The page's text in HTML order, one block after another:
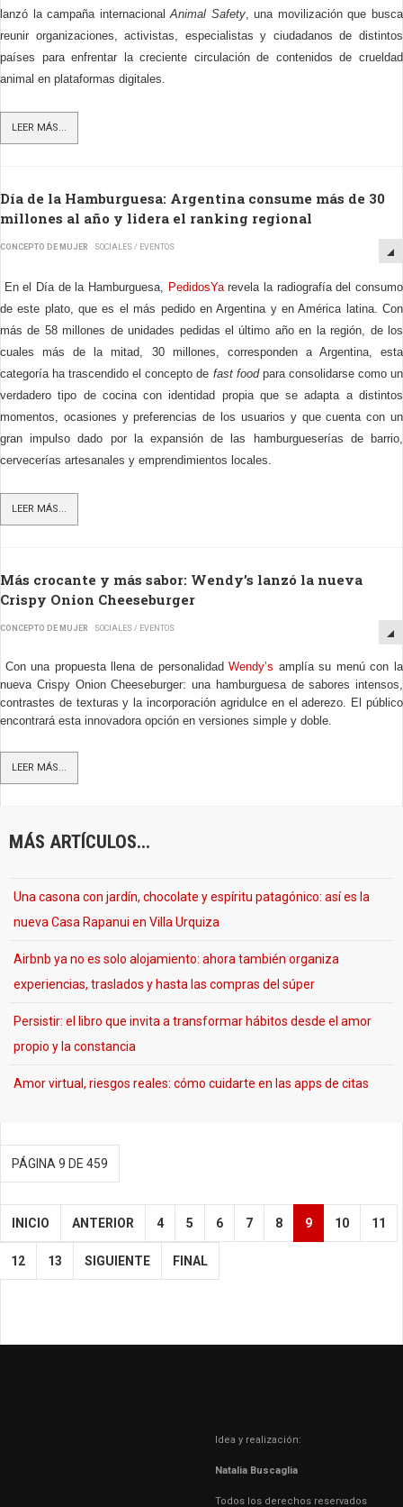
lanzó la campaña internacionalAnimal Safety, una movilización que busca
reunir organizaciones, activistas, especialistas y ciudadanos de distintos
países para enfrentar la creciente circulación de contenidos de crueldad
animal en plataformas digitales.
LEER MÁS...
Día de la Hamburguesa: Argentina consume más de 30
millones al año y lidera el ranking regional
CONCEPTO DE MUJER SOCIALES / EVENTOS
En el Día de la Hamburguesa, PedidosYarevela la radiografía del consumo
de este plato, que es el más pedido en Argentina y en América latina. Con
más de 58 millones de unidades pedidas el último año en la región, de los
cuales más de la mitad, 30 millones, corresponden a Argentina, esta
categoría ha trascendido el concepto de fast food para consolidarse como un
verdadero tipo de cocina con identidad propia que se adapta a distintos
momentos, ocasiones y preferencias de los usuarios y que cuenta con un
gran impulso dado por la expansión de las hamburgueserías de barrio,
cervecerías artesanales y emprendimientos locales.
LEER MÁS...
Más crocante y más sabor: Wendy’s lanzó la nueva
Crispy Onion Cheeseburger
CONCEPTO DE MUJER SOCIALES / EVENTOS
Con una propuesta llena de personalidadWendy’s amplía su menú con la
nueva Crispy Onion Cheeseburger: una hamburguesa de sabores intensos,
contrastes de texturas y la incorporación agridulce en el aderezo. El público
encontrará esta innovadora opción en versiones simple y doble.
LEER MÁS...
MÁS ARTÍCULOS...
Una casona con jardín, chocolate y espíritu patagónico: así es la
nueva Casa Rapanui en Villa Urquiza
Airbnb ya no es solo alojamiento: ahora también organiza
experiencias, traslados y hasta las compras del súper
Persistir: el libro que invita a transformar hábitos desde el amor
propio y la constancia
Amor virtual, riesgos reales: cómo cuidarte en las apps de citas
PÁGINA 9 DE 459
INICIO ANTERIOR 4 5 6 7 8 9 10 11
12 13 SIGUIENTE FINAL
Idea y realización:
Natalia Buscaglia
Todos los derechos reservados